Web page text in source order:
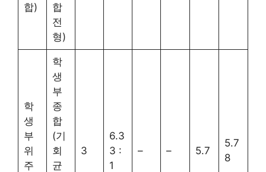
합)
합
전
형)
학
생
부
위
주
학
생
부
종
합
(기
회
균
3
6.3
3 :
1
– – 5.7
5.7
8